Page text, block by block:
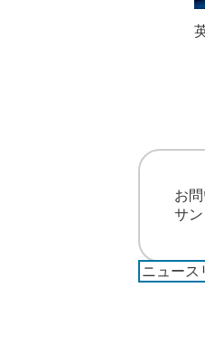
お
サ
ニュース